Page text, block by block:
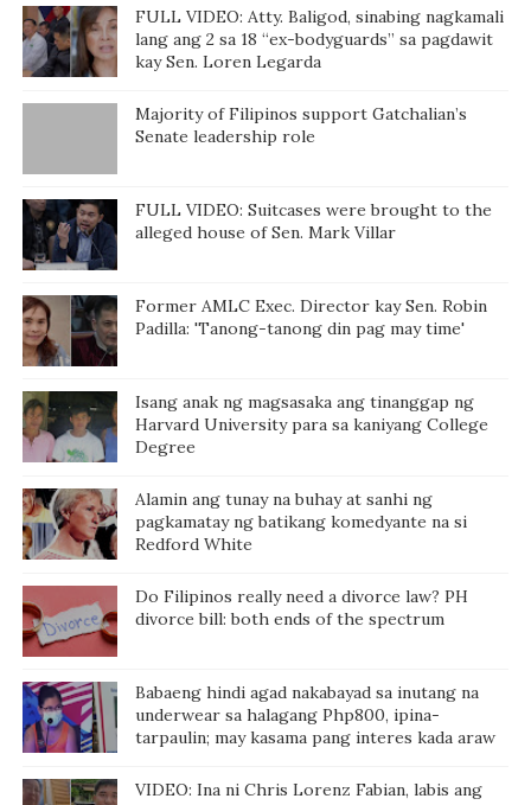
WEEKFULL VIDEO: Atty. Baligod, sinabing nagkamali
lang ang 2 sa 18 “ex-bodyguards” sa pagdawit
kay Sen. Loren Legarda
Majority of Filipinos support Gatchalian’s
Senate leadership role
FULL VIDEO: Suitcases were brought to the
alleged house of Sen. Mark Villar
Former AMLC Exec. Director kay Sen. Robin
Padilla: 'Tanong-tanong din pag may time'
Isang anak ng magsasaka ang tinanggap ng
Harvard University para sa kaniyang College
Degree
Alamin ang tunay na buhay at sanhi ng
pagkamatay ng batikang komedyante na si
Redford White
Do Filipinos really need a divorce law? PH
divorce bill: both ends of the spectrum
Babaeng hindi agad nakabayad sa inutang na
underwear sa halagang Php800, ipina-
tarpaulin; may kasama pang interes kada araw
VIDEO: Ina ni Chris Lorenz Fabian, labis ang